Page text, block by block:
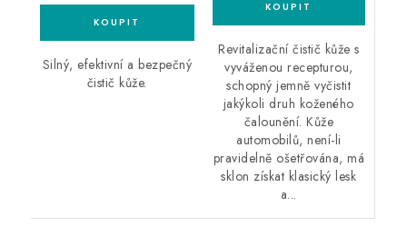
Silný, efektivní a bezpečný
čistič kůže.
Revitalizační čistič kůže s
vyváženou recepturou,
schopný jemně vyčistit
jakýkoli druh koženého
čalounění. Kůže
automobilů, není-li
pravidelně ošetřována, má
sklon získat klasický lesk
a...